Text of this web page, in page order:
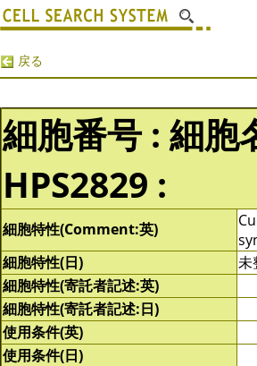
戻る
細胞番号 : 細胞
HPS2829 :
細胞特性(Comment:英)
細胞特性(日)
未
細胞特性(寄託者記述:英)
細胞特性(寄託者記述:日)
使用条件(英)
使用条件(日)